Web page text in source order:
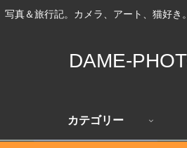
写真＆旅行記。カメラ、アート、猫好き
DAME-
カテゴリー